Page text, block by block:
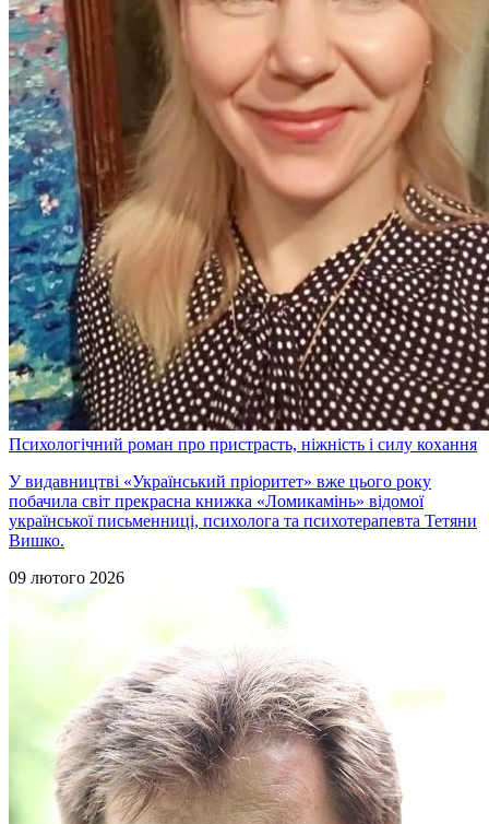
Психологічний роман про пристрасть, ніжність і силу кохання
У видавництві «Український пріоритет» вже цього року
побачила світ прекрасна книжка «Ломикамінь» відомої
української письменниці, психолога та психотерапевта Тетяни
Вишко.
09 лютого 2026